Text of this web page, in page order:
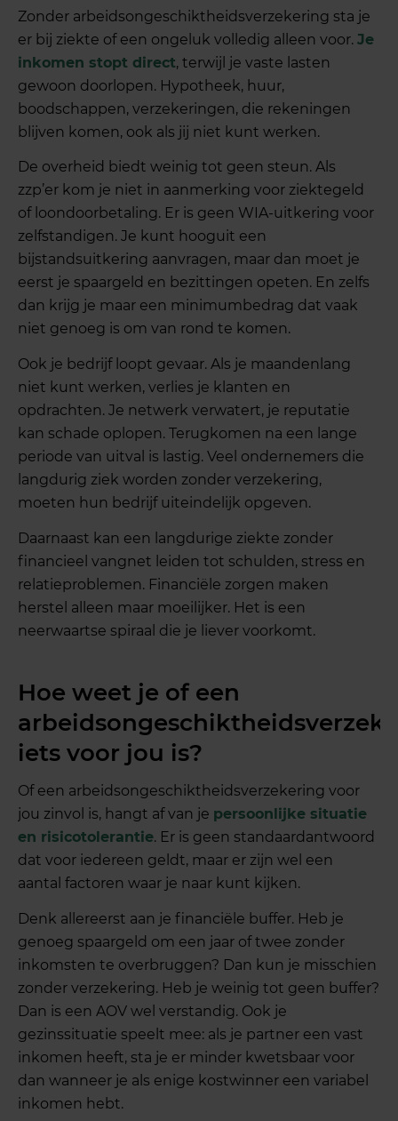
Zonder arbeidsongeschiktheidsverzekering sta je
er bij ziekte of een ongeluk volledig alleen voor.Je
inkomen stopt direct, terwijl je vaste lasten
gewoon doorlopen. Hypotheek, huur,
boodschappen, verzekeringen, die rekeningen
blijven komen, ook als jij niet kunt werken.
De overheid biedt weinig tot geen steun. Als
zzp’er kom je niet in aanmerking voor ziektegeld
of loondoorbetaling. Er is geen WIA-uitkering voor
zelfstandigen. Je kunt hooguit een
bijstandsuitkering aanvragen, maar dan moet je
eerst je spaargeld en bezittingen opeten. En zelfs
dan krijg je maar een minimumbedrag dat vaak
niet genoeg is om van rond te komen.
Ook je bedrijf loopt gevaar. Als je maandenlang
niet kunt werken, verlies je klanten en
opdrachten. Je netwerk verwatert, je reputatie
kan schade oplopen. Terugkomen na een lange
periode van uitval is lastig. Veel ondernemers die
langdurig ziek worden zonder verzekering,
moeten hun bedrijf uiteindelijk opgeven.
Daarnaast kan een langdurige ziekte zonder
financieel vangnet leiden tot schulden, stress en
relatieproblemen. Financiële zorgen maken
herstel alleen maar moeilijker. Het is een
neerwaartse spiraal die je liever voorkomt.
Hoe weet je of een
iets voor jou is?
Of een arbeidsongeschiktheidsverzekering voor
jou zinvol is, hangt af van je persoonlijke situatie
en risicotolerantie. Er is geen standaardantwoord
dat voor iedereen geldt, maar er zijn wel een
aantal factoren waar je naar kunt kijken.
Denk allereerst aan je financiële buffer. Heb je
genoeg spaargeld om een jaar of twee zonder
inkomsten te overbruggen? Dan kun je misschien
zonder verzekering. Heb je weinig tot geen buffer?
Dan is een AOV wel verstandig. Ook je
gezinssituatie speelt mee: als je partner een vast
inkomen heeft, sta je er minder kwetsbaar voor
dan wanneer je als enige kostwinner een variabel
inkomen hebt.